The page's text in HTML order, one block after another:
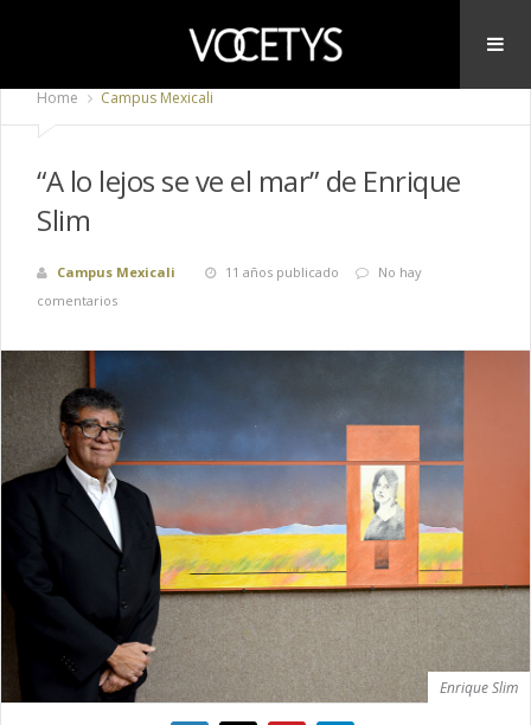
Home Campus Mexicali
“A lo lejos se ve el mar” de Enrique
Slim
Campus Mexicali 11 años publicado
No hay
comentarios
Enrique Slim